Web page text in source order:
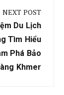
NEXT POST
Du Lịch
Tìm Hiểu
Phá Bảo
Khmer